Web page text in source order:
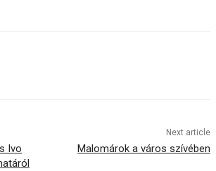
Ivo
Next article
Malomárok a város szívében